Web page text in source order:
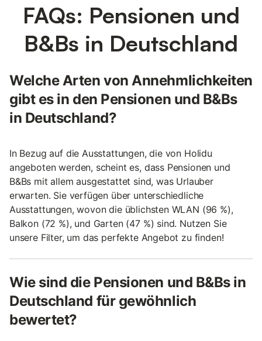
FAQs: Pensionen und
B&Bs in Deutschland
Welche Arten von Annehmlichkeiten
gibt es in den Pensionen und B&Bs
in Deutschland?
In Bezug auf die Ausstattungen, die von Holidu
angeboten werden, scheint es, dass Pensionen und
B&Bs mit allem ausgestattet sind, was Urlauber
erwarten. Sie verfügen über unterschiedliche
Ausstattungen, wovon die üblichsten WLAN (96 %),
Balkon (72 %), und Garten (47 %) sind. Nutzen Sie
unsere Filter, um das perfekte Angebot zu finden!
Wie sind die Pensionen und B&Bs in
Deutschland für gewöhnlich
bewertet?